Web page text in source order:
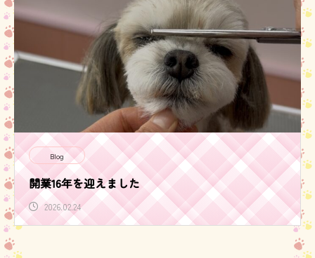
Blog
開業16年を迎えました
2026.02.24